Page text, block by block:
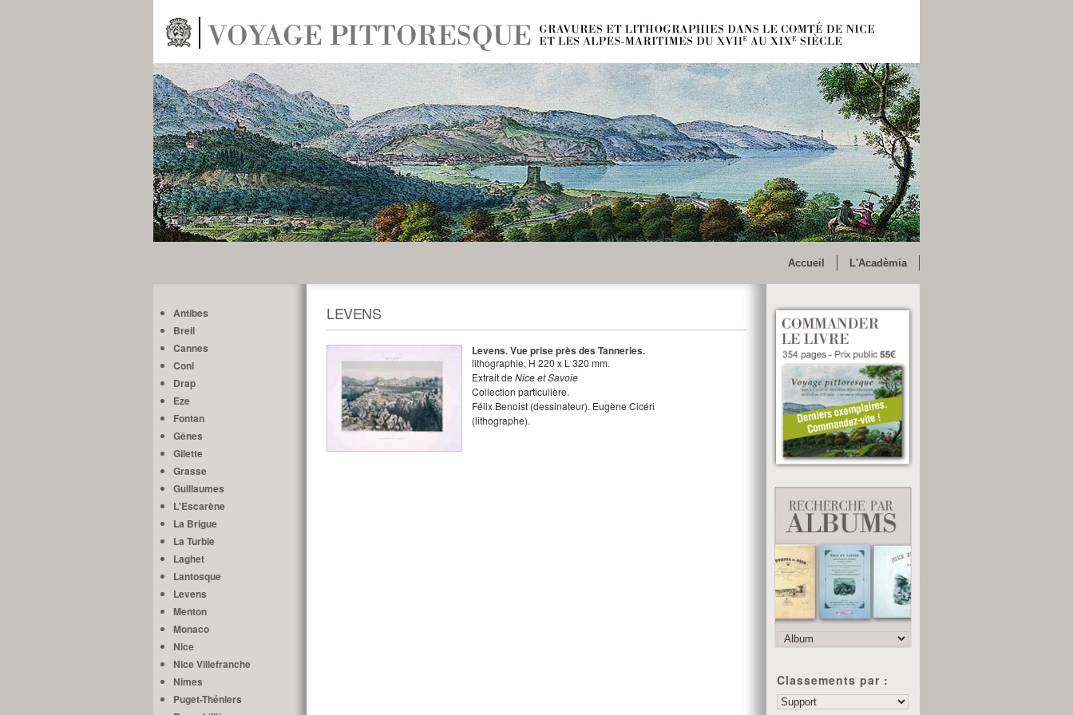
Accueil L'Acadèmia
Antibes
Breil
Cannes
Coni
Drap
Eze
Fontan
Gênes
Gilette
Grasse
Guillaumes
L'Escarène
La Brigue
La Turbie
Laghet
Lantosque
Levens
Menton
Monaco
Nice
Nice Villefranche
Nimes
Puget-Théniers
LEVENS
Levens. Vue prise près des Tanneries.
lithographie, H 220 x L 320 mm.
Extrait de Nice et Savoie
Collection particulière.
Félix Benoist (dessinateur). Eugène Cicéri
(lithographe).
Classements par :